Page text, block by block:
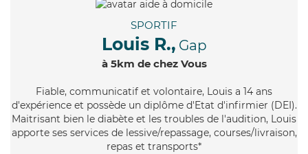
SPORTIF
Louis R., Gap
à 5km de chez Vous
Fiable, communicatif et volontaire, Louis a 14 ans
d'expérience et possède un diplôme d'Etat d'infirmier (DEI).
Maitrisant bien le diabète et les troubles de l'audition, Louis
apporte ses services de lessive/repassage, courses/livraison,
repas et transports*